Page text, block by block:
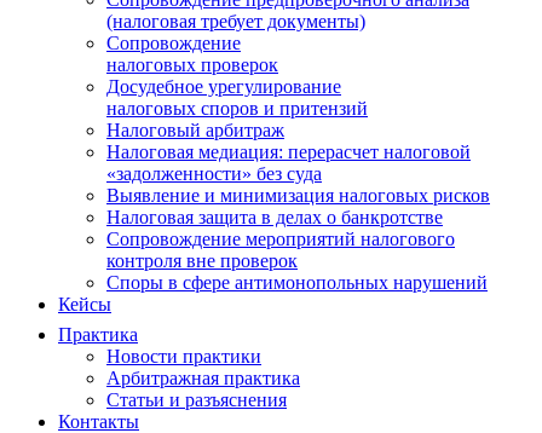
(налоговая требует документы)
Сопровождение
налоговых проверок
Досудебное урегулирование
налоговых споров и притензий
Налоговый арбитраж
Налоговая медиация: перерасчет налоговой
«задолженности» без суда
Выявление и минимизация налоговых рисков
Налоговая защита в делах о банкротстве
Сопровождение мероприятий налогового
контроля вне проверок
Споры в сфере антимонопольных нарушений
Кейсы
Практика
Новости практики
Арбитражная практика
Статьи и разъяснения
Контакты